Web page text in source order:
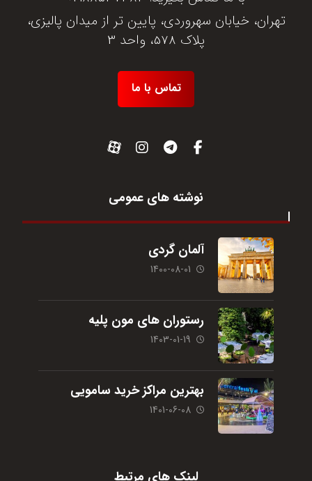
تهران، خیابان سهروردی، پایین تر از میدان پالیزی،
پلاک 578، واحد 3
تماس با ما
نوشته های عمومی
آلمان گردی
1400-08-01
رستوران های مون پلیه
1403-01-19
بهترین مراکز خرید سامویی
1401-06-08
لینک های مرتبط